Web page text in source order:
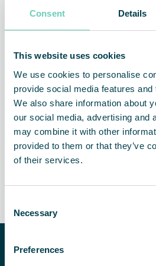
Consent Details
This website uses cookies
We use cookies to personalise
provide social media features
We also share information about
our social media, advertising and
may combine it with other
provided to them or that they’ve
of their services.
Selection
Necessary
Preferences
lucht betekent met andere
werknemers, verbeterde
Schonere en veiligere lucht
Hulp nodig